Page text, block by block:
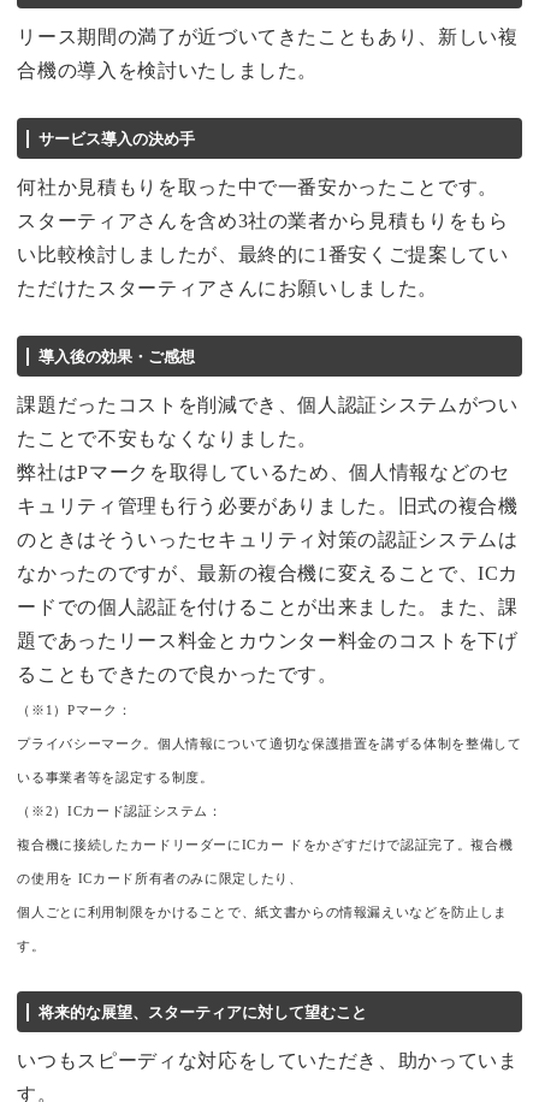
リース期間の満了が近づいてきたこともあり、新しい複
合機の導入を検討いたしました。
サービス導入の決め手
何社か見積もりを取った中で一番安かったことです。
スターティアさんを含め3社の業者から見積もりをもら
い比較検討しましたが、最終的に1番安くご提案してい
ただけたスターティアさんにお願いしました。
導入後の効果・ご感想
課題だったコストを削減でき、個人認証システムがつい
たことで不安もなくなりました。
弊社はPマークを取得しているため、個人情報などのセ
キュリティ管理も行う必要がありました。旧式の複合機
のときはそういったセキュリティ対策の認証システムは
なかったのですが、最新の複合機に変えることで、ICカ
ードでの個人認証を付けることが出来ました。また、課
題であったリース料金とカウンター料金のコストを下げ
ることもできたので良かったです。
（※1）Pマーク：
プライバシーマーク。個人情報について適切な保護措置を講ずる体制を整備して
いる事業者等を認定する制度。
（※2）ICカード認証システム：
複合機に接続したカードリーダーにICカー ドをかざすだけで認証完了。複合機
の使用を ICカード所有者のみに限定したり、
個人ごとに利用制限をかけることで、紙文書からの情報漏えいなどを防止しま
す。
将来的な展望、スターティアに対して望むこと
いつもスピーディな対応をしていただき、助かっていま
す。